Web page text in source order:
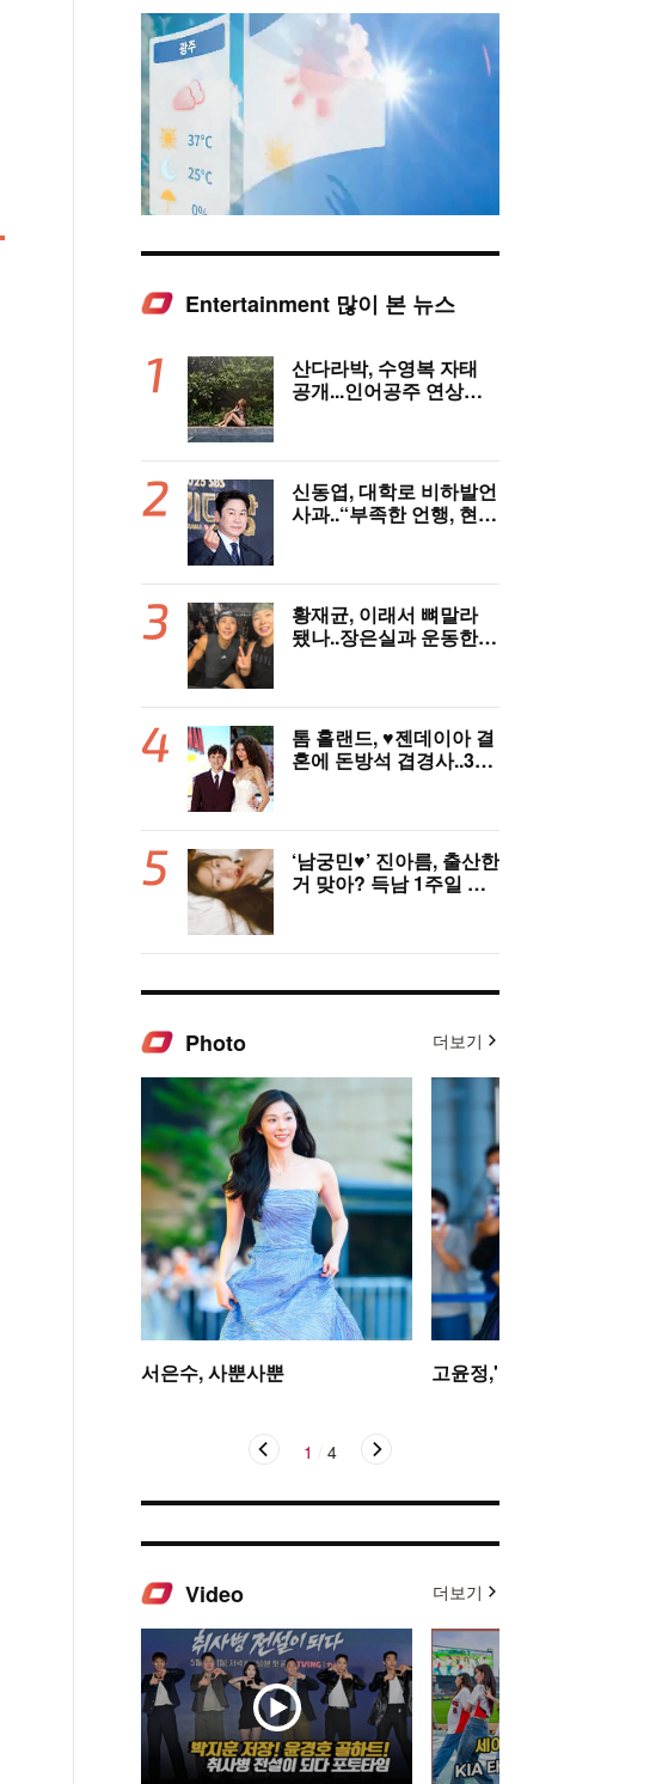
Mute
Entertainment 많이 본 뉴스
산다라박, 수영복 자태
공개...인어공주 연상케
신동엽, 대학로 비하발언
사과..“부족한 언행, 현장
황재균, 이래서 뼈말라
됐나..장은실과 운동한
톰 홀랜드, ♥︎젠데이아 결
혼에 돈방석 겹경사..350
‘남궁민♥’ 진아름, 출산한
거 맞아? 득남 1주일 만
Photo 더보기
서은수, 사뿐사뿐 고윤정,'탄성을 자아내는
1 4
Video 더보기